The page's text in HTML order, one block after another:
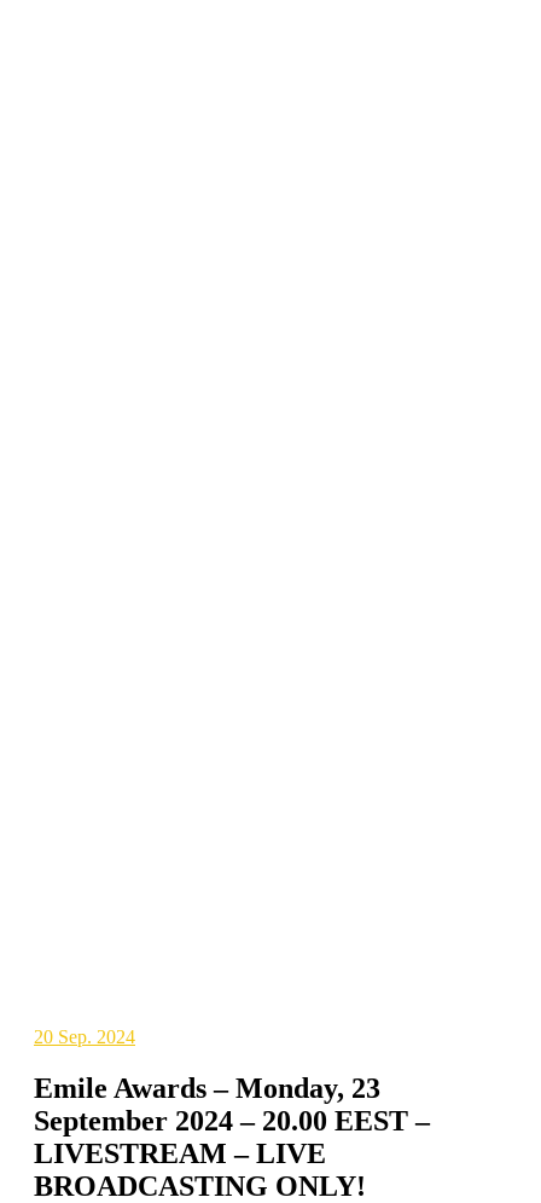
20 Sep. 2024
Emile Awards – Monday, 23
September 2024 – 20.00 EEST –
LIVESTREAM – LIVE
BROADCASTING ONLY!